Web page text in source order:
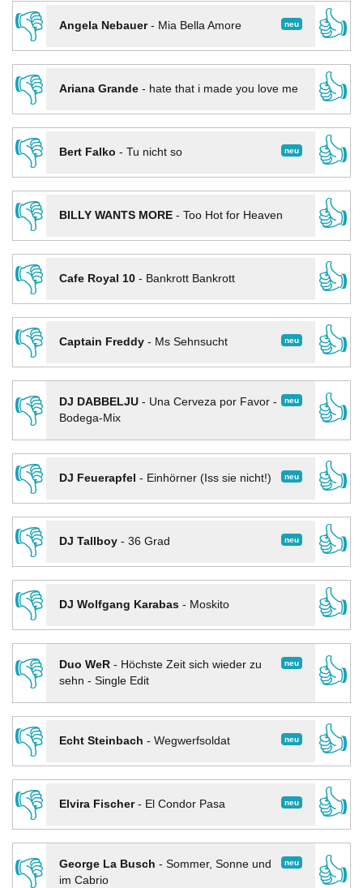
👎 neu
Angela Nebauer- Mia Bella Amore
👍
👎
Ariana Grande- hate that i made you love me
👍
👎
neu
Bert Falko - Tu nicht so
👍
👎
BILLY WANTS MORE- Too Hot for Heaven
👍
👎
Cafe Royal 10- Bankrott Bankrott
👍
👎
neu
Captain Freddy- Ms Sehnsucht
👍
👎
neu
DJ DABBELJU- Una Cerveza por Favor -
Bodega-Mix
👍
👎
neu
DJ Feuerapfel - Einhörner (Iss sie nicht!)
👍
👎
neu
DJ Tallboy- 36 Grad
👍
👎
DJ Wolfgang Karabas- Moskito
👍
👎
neu
Duo WeR- Höchste Zeit sich wieder zu
sehn - Single Edit
👍
👎
neu
Echt Steinbach - Wegwerfsoldat
👍
👎
neu
Elvira Fischer- El Condor Pasa
👍
👎
neu
George La Busch - Sommer, Sonne und
im Cabrio
👍